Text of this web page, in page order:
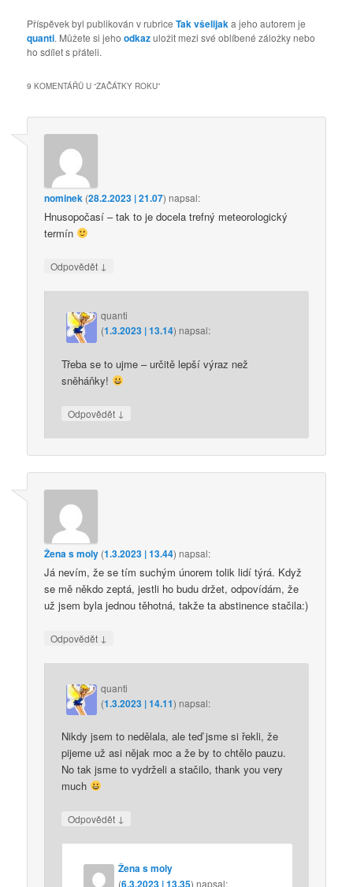
Příspěvek byl publikován v rubriceTak všelijaka jeho autorem je
quanti. Můžete si jehoodkazuložit mezi své oblíbené záložky nebo
ho sdílet s přáteli.
9 KOMENTÁŘŮ U “ZAČÁTKY ROKU”
nominek (28.2.2023 | 21.07)napsal:
Hnusopočasí – tak to je docela trefný meteorologický
termín
Odpovědět ↓
quanti
(1.3.2023 | 13.14) napsal:
Třeba se to ujme – určitě lepší výraz než
sněháňky!
Odpovědět ↓
Žena s moly (1.3.2023 | 13.44)napsal:
Já nevím, že se tím suchým únorem tolik lidí týrá. Když
se mě někdo zeptá, jestli ho budu držet, odpovídám, že
už jsem byla jednou těhotná, takže ta abstinence stačila:)
Odpovědět ↓
quanti
(1.3.2023 | 14.11) napsal:
Nikdy jsem to nedělala, ale teď jsme si řekli, že
pijeme už asi nějak moc a že by to chtělo pauzu.
No tak jsme to vydrželi a stačilo, thank you very
much
Odpovědět ↓
Žena s moly
(6.3.2023 | 13.35)napsal: